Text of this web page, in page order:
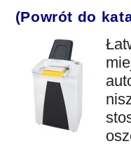
(Powrót do